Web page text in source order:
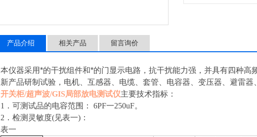
产品介绍 相关产品 留言询价
本仪器采用*的干扰组件和*的门显示电路，抗干扰能力强，并具有四种高
新产品研制试验，电机、互感器、电缆、套管、电容器、变压器、避雷器
开关柜/超声波/GIS局部放电测试仪主要技术指标：
1．可测试品的电容范围： 6PF一250uF。
2．检测灵敏度(见表一)：
表一